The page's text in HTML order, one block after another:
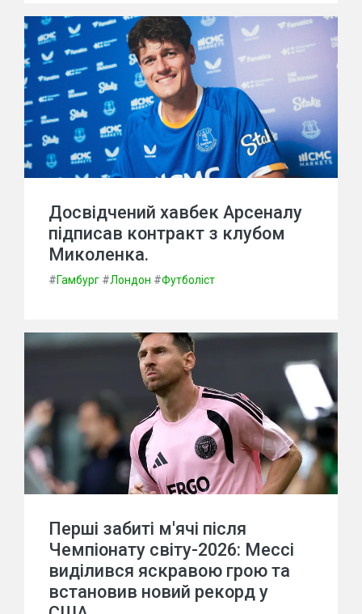
Досвідчений хавбек Арсеналу
підписав контракт з клубом
Миколенка.
#Гамбург #Лондон #Футболіст
Перші забиті м'ячі після
Чемпіонату світу-2026: Мессі
виділився яскравою грою та
встановив новий рекорд у